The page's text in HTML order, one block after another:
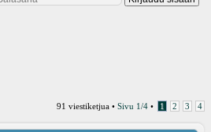
91 viestiketjua • Sivu 1/4 • 1 2 3 4